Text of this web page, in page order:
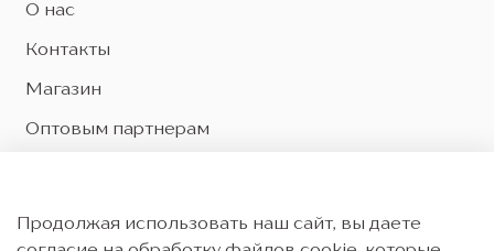
О нас
Контакты
Магазин
Оптовым партнерам
Продолжая использовать наш сайт, вы даете